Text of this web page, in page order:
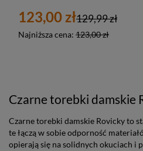
123,00 zł
Najniższa cena: 123,00 zł
129,99 zł
Czarne torebki damskie
Czarne torebki damskie Rovicky to
te łączą w sobie odporność
opierają się na solidnych okuciach i